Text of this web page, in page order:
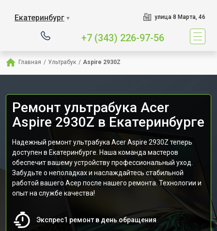
Екатеринбург ▼ улица 8 Марта, 46
+7 (343) 226-97-56
Главная / Ультрабук / Aspire 2930Z
Ремонт ультрабука Acer
Aspire 2930Z в Екатеринбурге
Надежный ремонт ультрабука Acer Aspire 2930Z теперь
доступен в Екатеринбурге. Наша команда мастеров
обеспечит вашему устройству профессиональный уход.
Забудьте о неполадках и наслаждайтесь стабильной
работой вашего Асер после нашего ремонта. Технологии и
опыт на службе качества!
Экспрес1 ремонт в день обращения